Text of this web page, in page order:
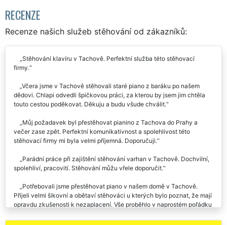
RECENZE
Recenze našich služeb stěhování od zákazníků:
Stěhování klavíru v Tachově. Perfektní služba této stěhovací
Včera jsme v Tachově stěhovali staré piano z baráku po našem
dědovi. Chlapi odvedli špičkovou práci, za kterou by jsem jim chtěla
Můj požadavek byl přestěhovat pianino z Tachova do Prahy a
večer zase zpět. Perfektní komunikativnost a spolehlivost této
Parádní práce při zajištění stěhování varhan v Tachově. Dochvilní,
Potřebovali jsme přestěhovat piano v našem domě v Tachově.
Přijeli velmi šikovní a obětaví stěhováci u kterých bylo poznat, že mají